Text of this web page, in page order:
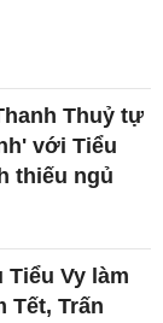
Thuỷ tự
với Tiểu
thiếu ngủ
Tiểu Vy làm
Tết, Trấn